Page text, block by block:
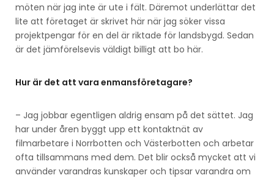
möten när jag inte är ute i fält. Däremot underlättar det
lite att företaget är skrivet här när jag söker vissa
projektpengar för en del är riktade för landsbygd. Sedan
är det jämförelsevis väldigt billigt att bo här.
Hur är det att vara enmansföretagare?
– Jag jobbar egentligen aldrig ensam på det sättet. Jag
har under åren byggt upp ett kontaktnät av
filmarbetare i Norrbotten och Västerbotten och arbetar
ofta tillsammans med dem. Det blir också mycket att vi
använder varandras kunskaper och tipsar varandra om